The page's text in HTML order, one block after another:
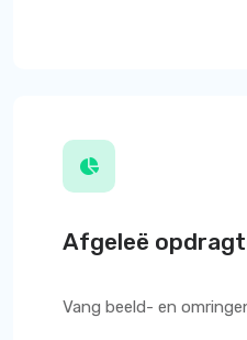
Afgeleë
Vang beeld- en